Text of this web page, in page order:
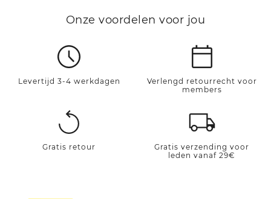
Onze voordelen voor jou
Levertijd 3-4 werkdagen
Verlengd retourrecht voor
members
Gratis retour
Gratis verzending voor
leden vanaf 29€